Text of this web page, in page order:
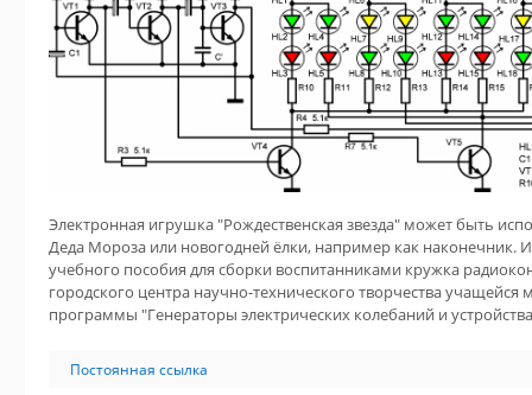
Электронная игрушка "Рождественская звезда" может быть
Деда Мороза или новогодней ёлки, например как наконечник.
учебного пособия для сборки воспитанниками кружка
городского центра научно-технического творчества
программы "Генераторы электрических колебаний и
Постоянная ссылка